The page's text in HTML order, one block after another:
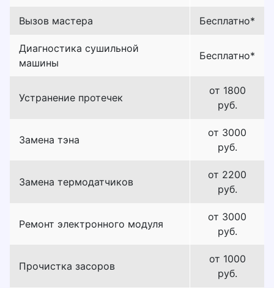
Вызов мастера Бесплатно*
Диагностика сушильной
машины
Бесплатно*
Устранение протечек
от 1800
руб.
Замена тэна
от 3000
руб.
Замена термодатчиков
от 2200
руб.
Ремонт электронного модуля
от 3000
руб.
Прочистка засоров
от 1000
руб.